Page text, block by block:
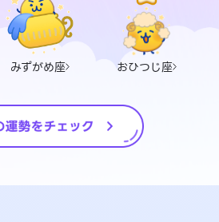
みずがめ座 おひつじ座